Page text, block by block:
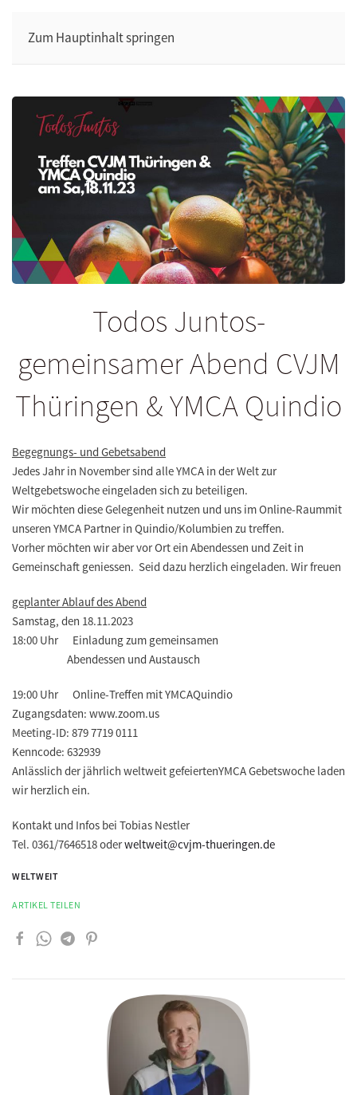
Zum Hauptinhalt springen
Todos Juntos-
gemeinsamer Abend CVJM
Thüringen & YMCA Quindio
Begegnungs- und Gebetsabend
Jedes Jahr in November sind alle YMCA in der Welt zur
Weltgebetswoche eingeladen sich zu beteiligen.
Wir möchten diese Gelegenheit nutzen und uns im Online-Raummit
unseren YMCA Partner in Quindio/Kolumbien zu treffen.
Vorher möchten wir aber vor Ort ein Abendessen und Zeit in
Gemeinschaft geniessen. Seid dazu herzlich eingeladen. Wir freuen
geplanter Ablauf des Abend
Samstag, den 18.11.2023
18:00 Uhr Einladung zum gemeinsamen
Abendessen und Austausch
19:00 Uhr Online-Treffen mit YMCAQuindio
Zugangsdaten: www.zoom.us
Meeting-ID: 879 7719 0111
Kenncode: 632939
Anlässlich der jährlich weltweit gefeiertenYMCA Gebetswoche laden
wir herzlich ein.
Kontakt und Infos bei Tobias Nestler
Tel. 0361/7646518 oderweltweit@cvjm-thueringen.de
WELTWEIT
ARTIKEL TEILEN